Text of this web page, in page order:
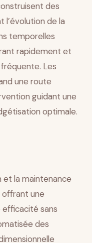
des
de la
temporelles
rapidement et
Les
une route
guidant une
optimale.
et la maintenance
une
sans
des